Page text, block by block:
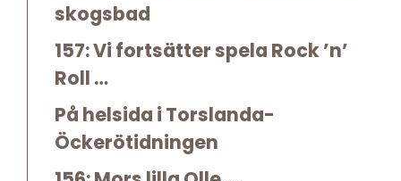
skogsbad
157: Vi fortsätter spela Rock ’n’
Roll …
På helsida i Torslanda-
Öckerötidningen